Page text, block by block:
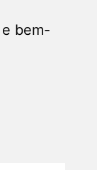
bem-